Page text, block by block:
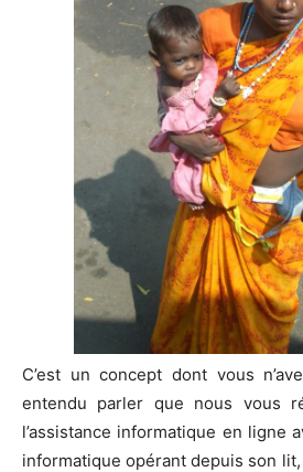
C’est un concept dont vous
entendu parler que nous vous
l’assistance informatique en ligne
informatique opérant depuis son